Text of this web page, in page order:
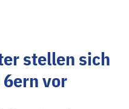
stellen sich
vor